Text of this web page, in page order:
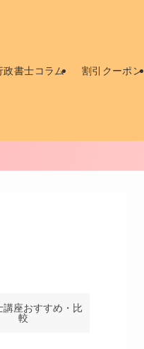
政書士コラム 割引クーポン
講座おすすめ・比
較